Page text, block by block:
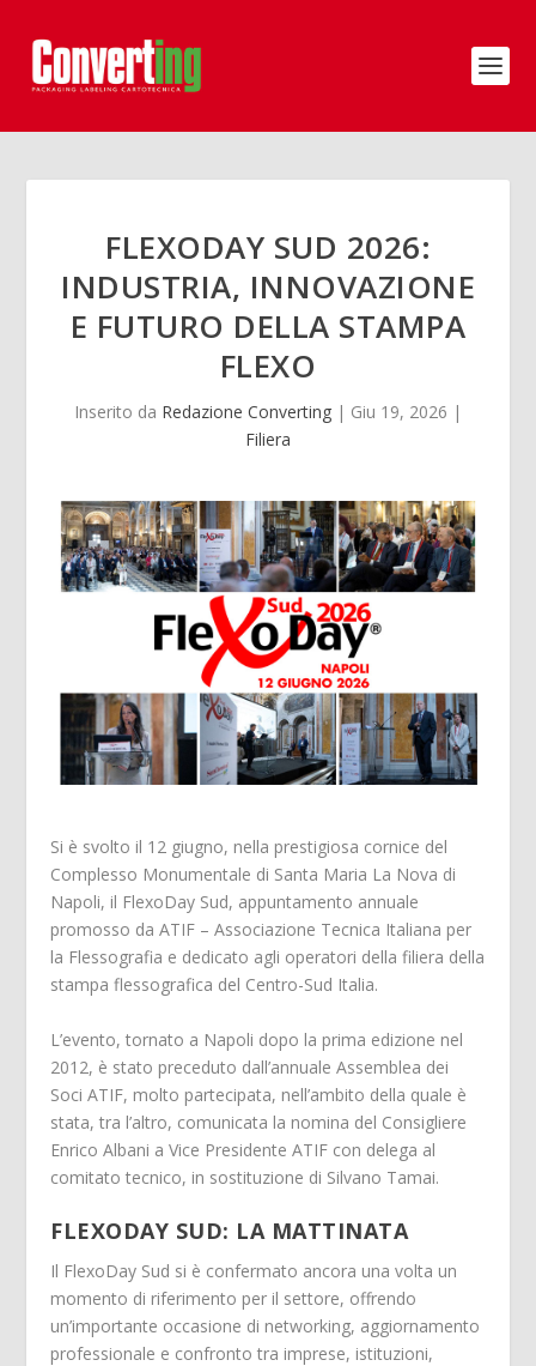
FLEXODAY SUD 2026:
INDUSTRIA, INNOVAZIONE
E FUTURO DELLA STAMPA
FLEXO
Inserito da Redazione Converting | Giu 19, 2026 |
Filiera
Si è svolto il 12 giugno, nella prestigiosa cornice del
Complesso Monumentale di Santa Maria La Nova di
Napoli, il FlexoDay Sud, appuntamento annuale
promosso da ATIF – Associazione Tecnica Italiana per
la Flessografia e dedicato agli operatori della filiera della
stampa flessografica del Centro-Sud Italia.
L’evento, tornato a Napoli dopo la prima edizione nel
2012, è stato preceduto dall’annuale Assemblea dei
Soci ATIF, molto partecipata, nell’ambito della quale è
stata, tra l’altro, comunicata la nomina del Consigliere
Enrico Albani a Vice Presidente ATIF con delega al
comitato tecnico, in sostituzione di Silvano Tamai.
FLEXODAY SUD: LA MATTINATA
Il FlexoDay Sud si è confermato ancora una volta un
momento di riferimento per il settore, offrendo
un’importante occasione di networking, aggiornamento
professionale e confronto tra imprese, istituzioni,